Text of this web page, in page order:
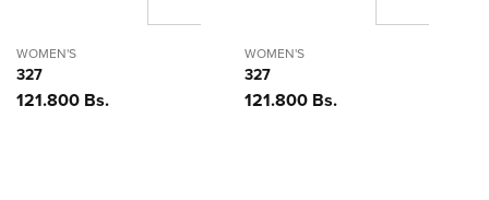
WOMEN'S
327
Precio
121.800 Bs.
WOMEN'S
327
Precio
121.800 Bs.